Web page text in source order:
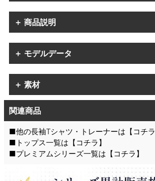
＋ 商品説明
＋ モデルデータ
＋ 素材
関連商品
■他の長袖Tシャツ・トレーナーは【 コチラ
■トップス一覧は【 コチラ 】
■プレミアムシリーズ一覧は【 コチラ 】